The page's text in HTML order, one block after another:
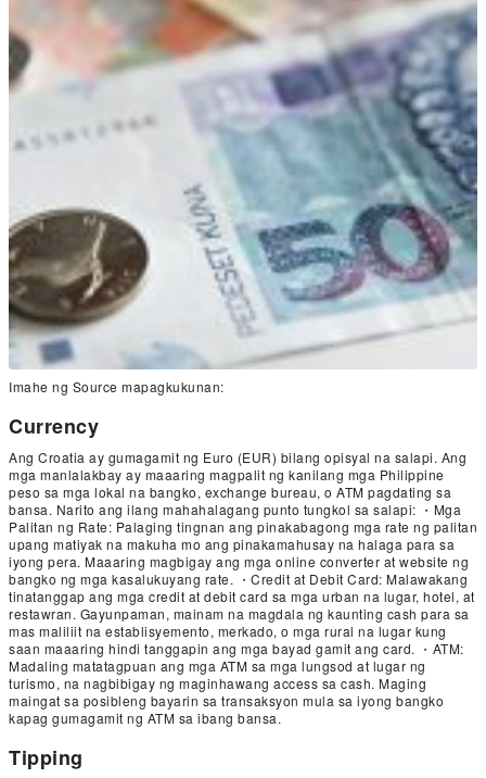
Imahe ng Source mapagkukunan:
Currency
Ang Croatia ay gumagamit ng Euro (EUR) bilang opisyal na salapi. Ang
mga manlalakbay ay maaaring magpalit ng kanilang mga Philippine
peso sa mga lokal na bangko, exchange bureau, o ATM pagdating sa
bansa. Narito ang ilang mahahalagang punto tungkol sa salapi: ・Mga
Palitan ng Rate: Palaging tingnan ang pinakabagong mga rate ng palitan
upang matiyak na makuha mo ang pinakamahusay na halaga para sa
iyong pera. Maaaring magbigay ang mga online converter at website ng
bangko ng mga kasalukuyang rate. ・Credit at Debit Card: Malawakang
tinatanggap ang mga credit at debit card sa mga urban na lugar, hotel, at
restawran. Gayunpaman, mainam na magdala ng kaunting cash para sa
mas maliliit na establisyemento, merkado, o mga rural na lugar kung
saan maaaring hindi tanggapin ang mga bayad gamit ang card. ・ATM:
Madaling matatagpuan ang mga ATM sa mga lungsod at lugar ng
turismo, na nagbibigay ng maginhawang access sa cash. Maging
maingat sa posibleng bayarin sa transaksyon mula sa iyong bangko
kapag gumagamit ng ATM sa ibang bansa.
Tipping